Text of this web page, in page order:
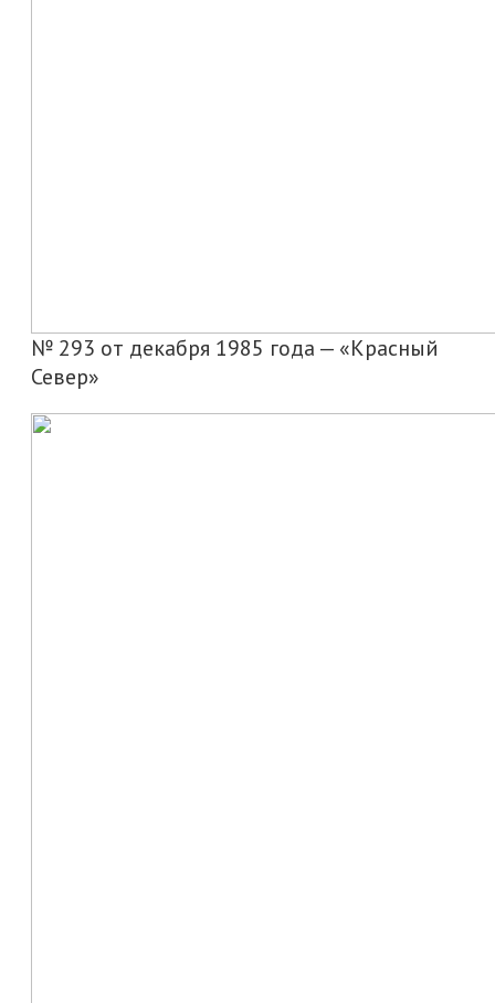
№ 293 от декабря 1985 года — «Красный
Север»